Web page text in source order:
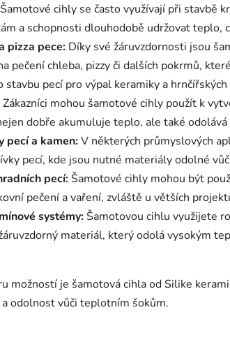
Šamotové cihly se často využívají při stavbě
a schopnosti dlouhodobě udržovat teplo,
pizza pece: Díky své žáruvzdornosti jsou
pečení chleba, pizzy či dalších pokrmů,
stavbu pecí pro výpal keramiky a
Zákazníci mohou šamotové cihly použít k
dobře akumuluje teplo, ale také
pecí a kamen:V některých průmyslových
pecí, kde jsou nutné materiály odolné
pecí:Šamotové cihly mohou být
pečení a vaření, zvláště u větších
systémy:Šamotovou cihlu využijete
materiál, který odolá vysokým
možností je šamotová cihla od Silike
odolnost vůči teplotním šokům.